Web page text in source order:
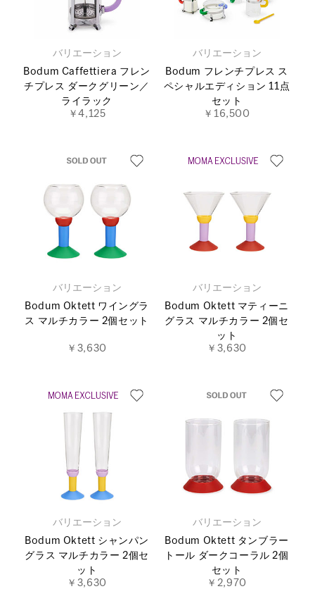
バリエーション
Bodum Caffettiera フレン
チプレス ダークグリーン／
ライラック
￥4,125
バリエーション
Bodum フレンチプレス ス
ペシャルエディション 11点
セット
￥16,500
バリエーション
Bodum Oktett ワイングラ
ス マルチカラー 2個セット
￥3,630
バリエーション
Bodum Oktett マティーニ
グラス マルチカラー 2個セ
ット
￥3,630
バリエーション
Bodum Oktett シャンパン
グラス マルチカラー 2個セ
ット
￥3,630
バリエーション
Bodum Oktett タンブラー
トール ダークコーラル 2個
セット
￥2,970